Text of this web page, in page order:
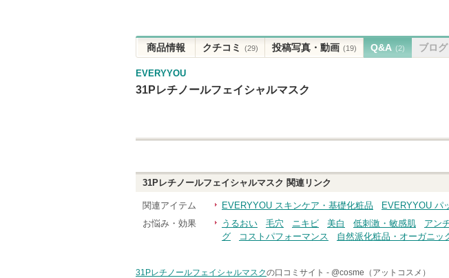
商品情報 クチコミ (29) 投稿写真・動画 (19) Q&A (2) ブログ
EVERYYOU
31Pレチノールフェイシャルマスク
31Pレチノールフェイシャルマスク 関連リンク
関連アイテム EVERYYOU スキンケア・基礎化粧品 EVERYYOU パ
お悩み・効果
うるおい 毛穴 ニキビ 美白 低刺激・敏感肌 アン
グ
コストパフォーマンス 自然派化粧品・オーガニッ
31Pレチノールフェイシャルマスクの口コミサイト - @cosme（アットコスメ）